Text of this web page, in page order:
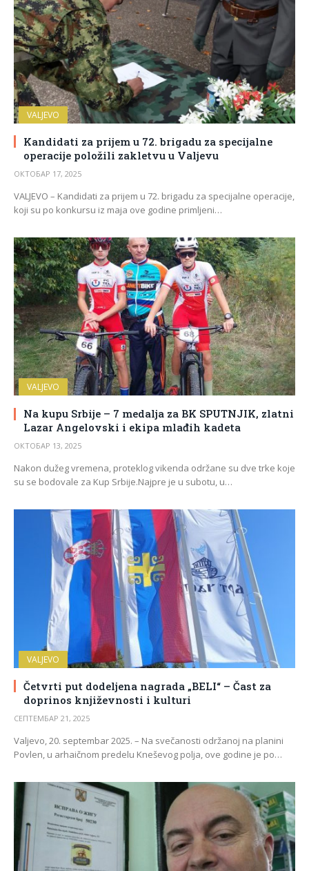
VALJEVO
Kandidati za prijem u 72. brigadu za specijalne
operacije položili zakletvu u Valjevu
ОКТОБАР 17, 2025
VALJEVO – Kandidati za prijem u 72. brigadu za specijalne operacije,
koji su po konkursu iz maja ove godine primljeni…
VALJEVO
Na kupu Srbije – 7 medalja za BK SPUTNJIK, zlatni
Lazar Angelovski i ekipa mlađih kadeta
ОКТОБАР 13, 2025
Nakon dužeg vremena, proteklog vikenda održane su dve trke koje
su se bodovale za Kup Srbije.Najpre je u subotu, u…
VALJEVO
Četvrti put dodeljena nagrada „BELI“ – Čast za
doprinos književnosti i kulturi
СЕПТЕМБАР 21, 2025
Valjevo, 20. septembar 2025. – Na svečanosti održanoj na planini
Povlen, u arhaičnom predelu Kneševog polja, ove godine je po…